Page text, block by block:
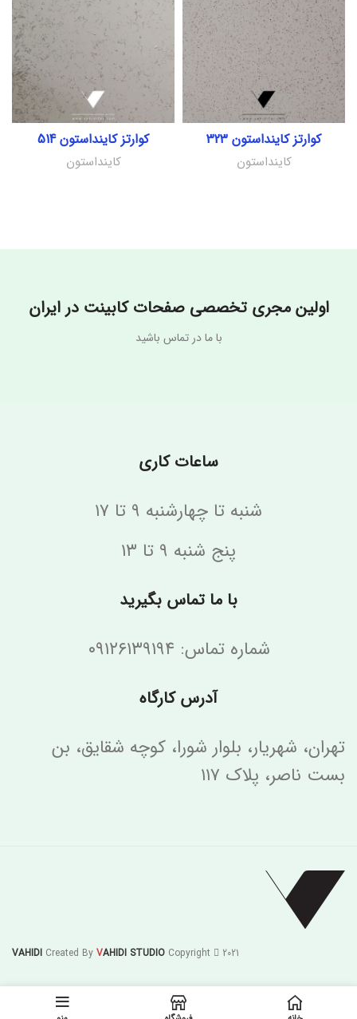
کوارتز کاینداستون 323
کاینداستون
کوارتز کاینداستون 514
کاینداستون
اولین مجری تخصصی صفحات کابینت در ایران
با ما در تماس باشید
ساعات کاری
شنبه تا چهارشنبه ۹ تا ۱۷
پنج شنبه ۹ تا ۱۳
با ما تماس بگیرید
شماره تماس: ۰۹۱۲۶۱۳۹۱۹۴
آدرس کارگاه
تهران، شهریار، بلوار شورا، کوچه شقایق، بن
بست ناصر، پلاک ۱۱۷
VAHIDI Created By VAHIDI STUDIO Copyright 2021